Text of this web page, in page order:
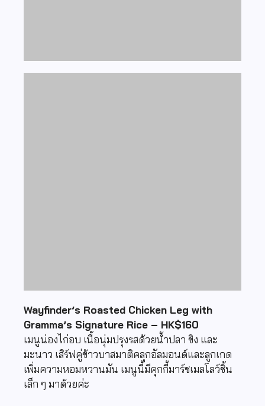
Wayfinder’s Roasted Chicken Leg with
Gramma’s Signature Rice – HK$160
เมนูน่องไก่อบ เนื้อนุ่มปรุงรสด้วยน้ำปลา ขิง และ
มะนาว เสิร์ฟคู่ข้าวบาสมาติคลุกอัลมอนด์และลูกเกด
เพิ่มความหอมหวานมัน เมนูนี้มีคุกกี้มาร์ชเมลโลว์ชิ้น
เล็ก ๆ มาด้วยค่ะ